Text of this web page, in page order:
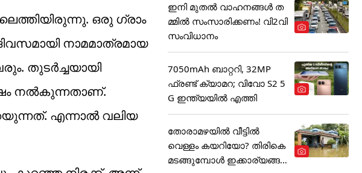
ഒരു ​ഗ്രാം
നാമമാത്രമായ
തുടർച്ചയായി
നല്‍കുന്നതാണ്.
എന്നാൽ വലിയ
ഇനി മുതൽ വാഹനങ്ങൾ ത
മ്മിൽ സംസാരിക്കണം! വി2വി
സംവിധാനം
7050mAh ബാറ്ററി, 32MP
ഫ്രണ്ട് ക്യാമറ; വിവോ S2 5
G ഇന്ത്യയിൽ എത്തി
തോരാമഴയിൽ വീട്ടിൽ
വെള്ളം കയറിയോ? തിരികെ
മടങ്ങുമ്പോൾ ഇക്കാര്യങ്ങ